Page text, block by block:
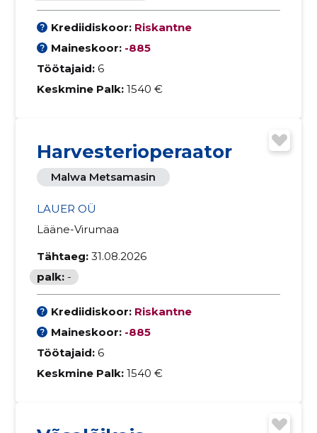
Krediidiskoor: Riskantne
Maineskoor: -885
Töötajaid: 6
Keskmine Palk: 1540 €
Harvesterioperaator
Malwa Metsamasin
LAUER OÜ
Lääne-Virumaa
Tähtaeg: 31.08.2026
palk: -
Krediidiskoor: Riskantne
Maineskoor: -885
Töötajaid: 6
Keskmine Palk: 1540 €